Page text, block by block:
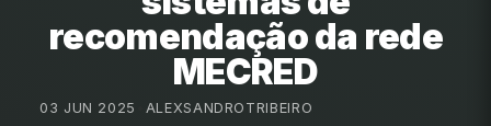
recomendação da rede
MECRED
03 JUN 2025 ALEXSANDROTRIBEIRO